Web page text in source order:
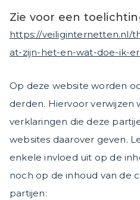
Zie voor een
https://veiliginternetten.nl/
at-zijn-het-en-wat-doe-ik-
Op deze website worden
derden. Hiervoor verwijzen
verklaringen die deze
websites daarover geven.
enkele invloed uit op de
noch op de inhoud van de
partijen: